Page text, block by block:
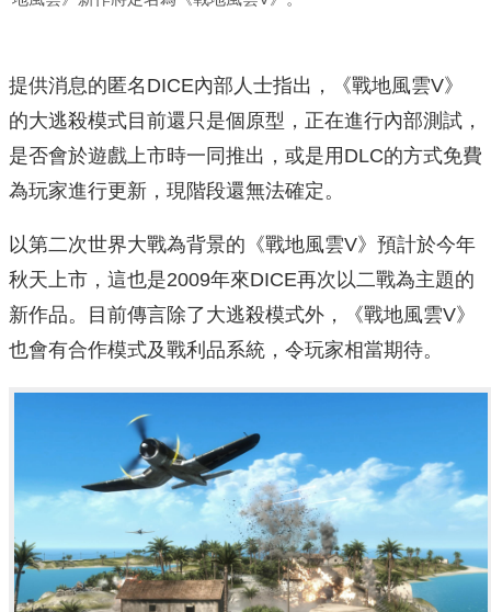
提供消息的匿名DICE內部人士指出，《戰地風雲V》
的大逃殺模式目前還只是個原型，正在進行內部測試，
是否會於遊戲上市時一同推出，或是用DLC的方式免費
為玩家進行更新，現階段還無法確定。
以第二次世界大戰為背景的《戰地風雲V》預計於今年
秋天上市，這也是2009年來DICE再次以二戰為主題的
新作品。目前傳言除了大逃殺模式外，《戰地風雲V》
也會有合作模式及戰利品系統，令玩家相當期待。